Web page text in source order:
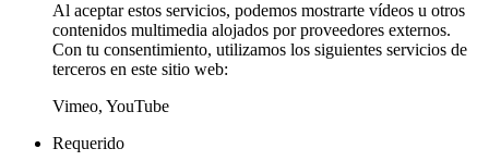
Al aceptar estos servicios, podemos mostrarte vídeos u otros
contenidos multimedia alojados por proveedores externos.
Con tu consentimiento, utilizamos los siguientes servicios de
terceros en este sitio web:
Vimeo, YouTube
Requerido